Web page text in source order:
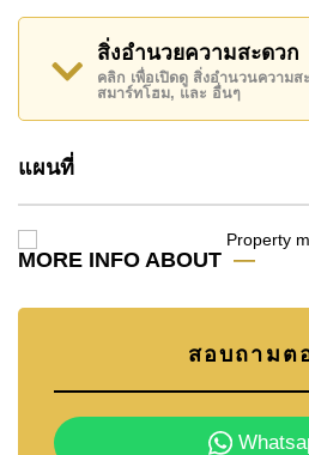
โปรดทราบว่าราคาค่าเช่าที่
โฆษณาเป็นราคาสำหรับสัญญาเช่
มัดจำ 2 เดือนก่อนเข้าอยู่อาศัย
ค้นพบโอกาสในการทำให้ที่อยู่อ
คุณ!
หรือ อีเมล
WhatsApp ของสำนักงาน:
สิ่งอำนวยความสะดวก
คลิก เพื่อเปิดดู สิ่งอำนวนความ
สมาร์ทโฮม, และ อื่นๆ
แผนที่
MORE INFO ABOUT
สอบถามต